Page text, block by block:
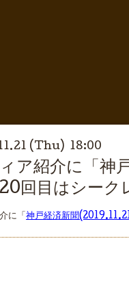
(Thu) 18:00
ア紹介に「神
回目はシーク
に「 神戸経済新聞